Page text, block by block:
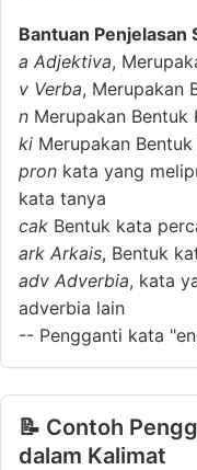
Bantuan Penjelasan
a Adjektiva,
v Verba, Merupakan
n Merupakan Bentuk
ki Merupakan
pron kata yang
kata tanya
cak Bentuk kata
ark Arkais, Bentuk
adv Adverbia, kata
adverbia lain
-- Pengganti kata
📝 Contoh
dalam Kalimat